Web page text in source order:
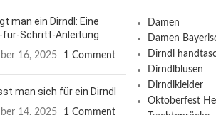
man ein Dirndl: Eine
Schritt-Anleitung
16, 2025 1 Comment
man sich für ein Dirndl
14, 2025 1 Comment
Damen
Damen
Dirndl
Dirndlblusen
Dirndlkleider
Oktoberfest